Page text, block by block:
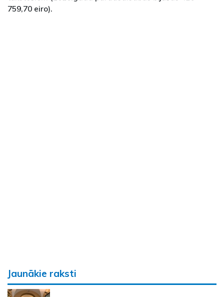
759,70 eiro).
Jaunākie raksti